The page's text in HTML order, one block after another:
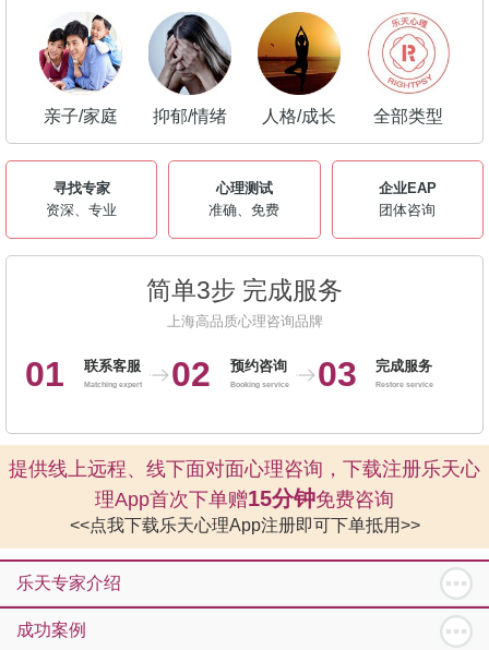
亲子/家庭 抑郁/情绪 人格/成长 全部类型
寻找专家
资深、专业
心理测试
准确、免费
企业EAP
团体咨询
简单3步 完成服务
上海高品质心理咨询品牌
01 联系客服
Matching expert 02 预约咨询
Booking service 03 完成服务
Restore service
提供线上远程、线下面对面心理咨询，下载注册乐天心
理App首次下单赠15分钟免费咨询
<<点我下载乐天心理App注册即可下单抵用>>
乐天专家介绍
成功案例